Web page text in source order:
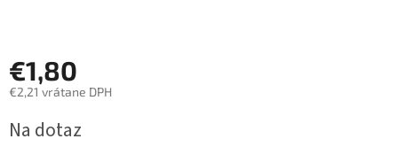
€1,80
€2,21 vrátane DPH
cena:
Na dotaz